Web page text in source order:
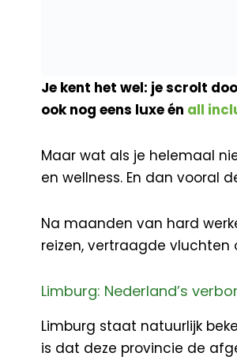
Je kent het wel: je scrolt
ook nog eens luxe én all
Maar wat als je helemaal
en wellness. En dan vooral
Na maanden van hard
reizen, vertraagde vluchten
Limburg: Nederland’s
Limburg staat natuurlijk
is dat deze provincie de